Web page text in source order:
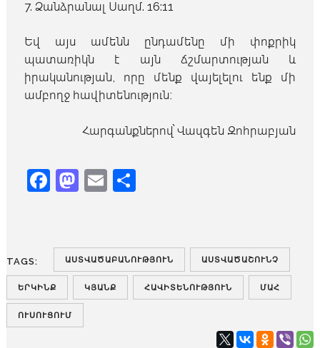
Ձանձրանալ Սաղմ. 16:11
Եվ այս ամենն ընդամենը մի փոքրիկ
պատառիկն է այն ճշմարտության և
իրականության, որը մենք վայելելու ենք մի
ամբողջ հավիտենություն։
Հարգանքներով՝ Վազգեն Զոհրաբյան
Facebook
Mastodon
EmailShare
TAGS: ԱՍՏՎԱԾԱԲԱՆՈՒԹՅՈՒՆ ԱՍՏՎԱԾԱՇՈՒՆՉ
ԵՐԿԻՆՔ ԿՅԱՆՔ ՀԱՎԻՏԵՆՈՒԹՅՈՒՆ ՄԱՀ
ՈՒՍՈՒՑՈՒՄ